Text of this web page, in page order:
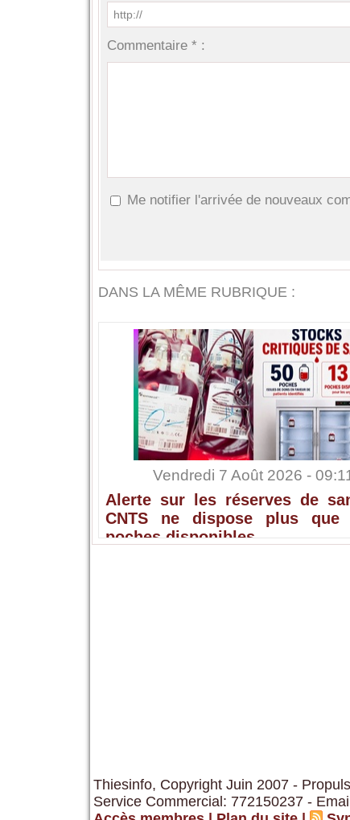
Commentaire * :
Me notifier l'arrivée de nouveaux
DANS LA MÊME RUBRIQUE :
Vendredi 7 Août 2026 -
Alerte sur les réserves de
CNTS ne dispose plus que
poches disponibles
Thiesinfo, Copyright Juin 2007 -
Service Commercial: 772150237 -